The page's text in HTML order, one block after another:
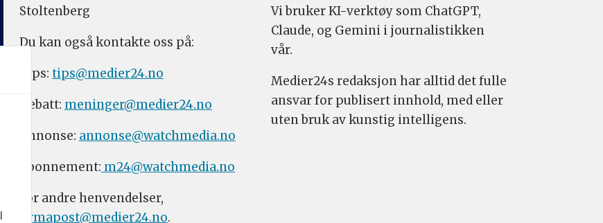
Stoltenberg
Du kan også kontakte oss på:
Tips: tips@medier24.no
Debatt: meninger@medier24.no
Annonse: annonse@watchmedia.no
Abonnement: m24@watchmedia.no
For andre henvendelser,
firmapost@medier24.no.
Vi bruker KI-verktøy som ChatGPT,
Claude, og Gemini i journalistikken
vår.
Medier24s redaksjon har alltid det fulle
ansvar for publisert innhold, med eller
uten bruk av kunstig intelligens.